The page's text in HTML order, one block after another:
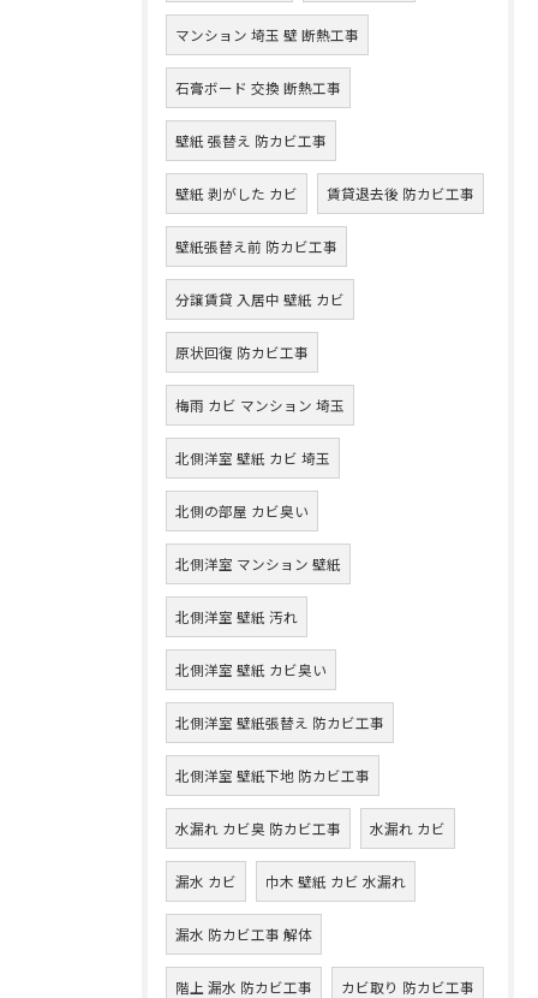
マンション 埼玉 壁 断熱工事
石膏ボード 交換 断熱工事
壁紙 張替え 防カビ工事
壁紙 剥がした カビ 賃貸退去後 防カビ工事
壁紙張替え前 防カビ工事
分譲賃貸 入居中 壁紙 カビ
原状回復 防カビ工事
梅雨 カビ マンション 埼玉
北側洋室 壁紙 カビ 埼玉
北側の部屋 カビ臭い
北側洋室 マンション 壁紙
北側洋室 壁紙 汚れ
北側洋室 壁紙 カビ臭い
北側洋室 壁紙張替え 防カビ工事
北側洋室 壁紙下地 防カビ工事
水漏れ カビ臭 防カビ工事 水漏れ カビ
漏水 カビ 巾木 壁紙 カビ 水漏れ
漏水 防カビ工事 解体
階上 漏水 防カビ工事 カビ取り 防カビ工事